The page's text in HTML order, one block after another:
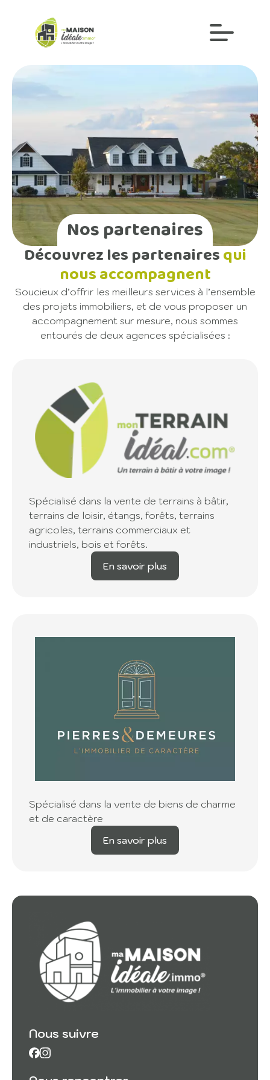
Nos partenaires
Découvrez les partenairesqui
nous accompagnent
Soucieux d’offrir les meilleurs services à l’ensemble
des projets immobiliers, et de vous proposer un
accompagnement sur mesure, nous sommes
entourés de deux agences spécialisées :
Spécialisé dans la vente de terrains à bâtir,
terrains de loisir, étangs, forêts, terrains
agricoles, terrains commerciaux et
industriels, bois et forêts.
En savoir plus
Spécialisé dans la vente de biens de charme
et de caractère
En savoir plus
Nous suivre